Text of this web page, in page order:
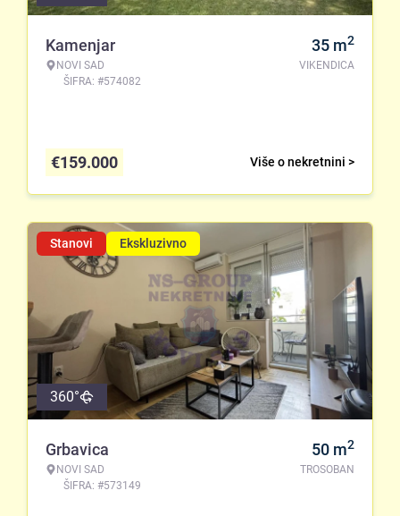
Kamenjar
NOVI SAD
ŠIFRA: #574082
35 m2
VIKENDICA
Više o nekretnini >
€159.000
Stanovi Ekskluzivno
360°
Grbavica
NOVI SAD
ŠIFRA: #573149
50 m2
TROSOBAN